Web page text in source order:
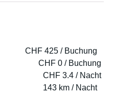
CHF 425 / Buchung
CHF 0 / Buchung
CHF 3.4 / Nacht
143 km / Nacht